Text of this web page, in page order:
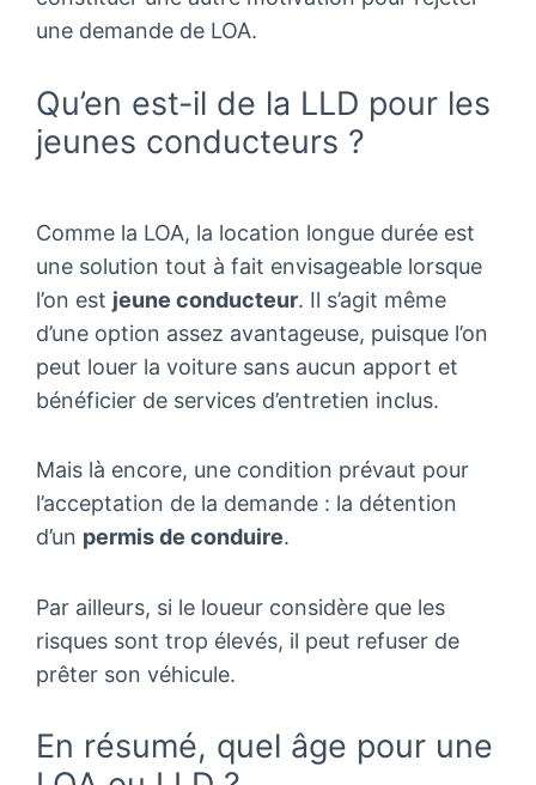
une demande de LOA.
Qu’en est-il de la LLD pour les
jeunes conducteurs ?
Comme la LOA, la location longue durée est
une solution tout à fait envisageable lorsque
l’on est jeune conducteur. Il s’agit même
d’une option assez avantageuse, puisque l’on
peut louer la voiture sans aucun apport et
bénéficier de services d’entretien inclus.
Mais là encore, une condition prévaut pour
l’acceptation de la demande : la détention
d’un permis de conduire.
Par ailleurs, si le loueur considère que les
risques sont trop élevés, il peut refuser de
prêter son véhicule.
En résumé, quel âge pour une